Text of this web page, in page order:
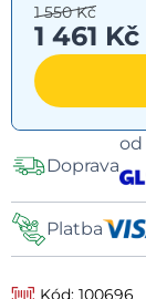
1 461 Kč
1 550 Kč
Doprava
od
Platba
Kód: 100696